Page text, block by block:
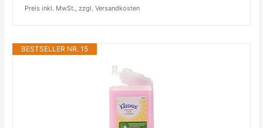
Preis inkl. MwSt., zzgl. Versandkosten
BESTSELLER NR. 15